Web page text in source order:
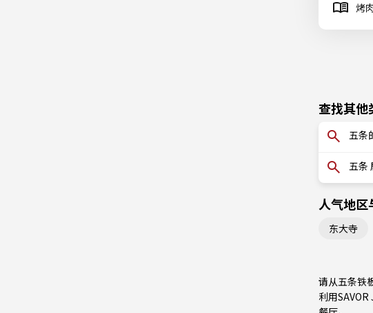
烤
查找其他
五条
五条
人气地区
东大寺
请从五条铁
利用